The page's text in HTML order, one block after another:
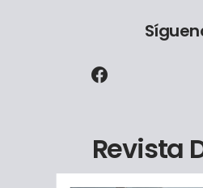
Revista